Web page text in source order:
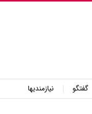
گفتگو
نیازمندیها